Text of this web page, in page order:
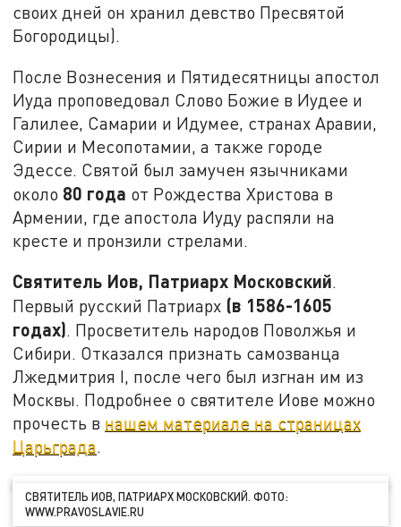
своих дней он хранил девство Пресвятой
Богородицы).
После Вознесения и Пятидесятницы апостол
Иуда проповедовал Слово Божие в Иудее и
Галилее, Самарии и Идумее, странах Аравии,
Сирии и Месопотамии, а также городе
Эдессе. Святой был замучен язычниками
около 80 года от Рождества Христова в
Армении, где апостола Иуду распяли на
кресте и пронзили стрелами.
Святитель Иов, Патриарх Московский.
Первый русский Патриарх (в 1586-1605
годах). Просветитель народов Поволжья и
Сибири. Отказался признать самозванца
Лжедмитрия I, после чего был изгнан им из
Москвы. Подробнее о святителе Иове можно
прочесть в нашем материале на страницах
Царьграда.
СВЯТИТЕЛЬ ИОВ, ПАТРИАРХ МОСКОВСКИЙ. ФОТО:
WWW.PRAVOSLAVIE.RU